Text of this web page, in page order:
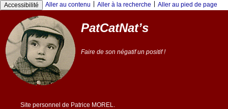
Panneau de gestion des cookies
Accessibilité Aller au contenu Aller à la recherche Aller au pied de page
PatCatNat’s
Faire de son négatif un positif !
Site personnel de Patrice MOREL.